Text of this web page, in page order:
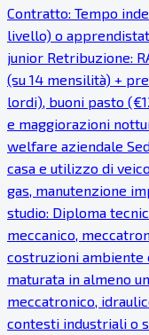
Contratto: Tempo
livello) o
junior Retribuzione:
(su 14 mensilità) +
lordi), buoni pasto
e maggiorazioni
welfare aziendale
casa e utilizzo di
gas, manutenzione
studio: Diploma
meccanico,
costruzioni ambiente
maturata in almeno
meccatronico,
contesti industriali o